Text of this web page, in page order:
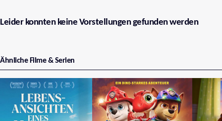
Leider konnten keine Vorstellungen gefunden werden
Ähnliche Filme & Serien